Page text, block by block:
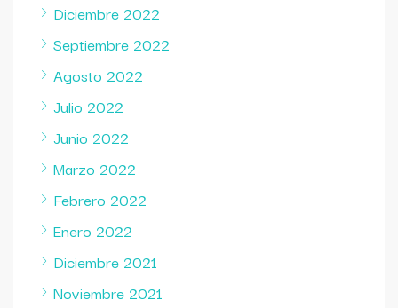
Diciembre 2022
Septiembre 2022
Agosto 2022
Julio 2022
Junio 2022
Marzo 2022
Febrero 2022
Enero 2022
Diciembre 2021
Noviembre 2021